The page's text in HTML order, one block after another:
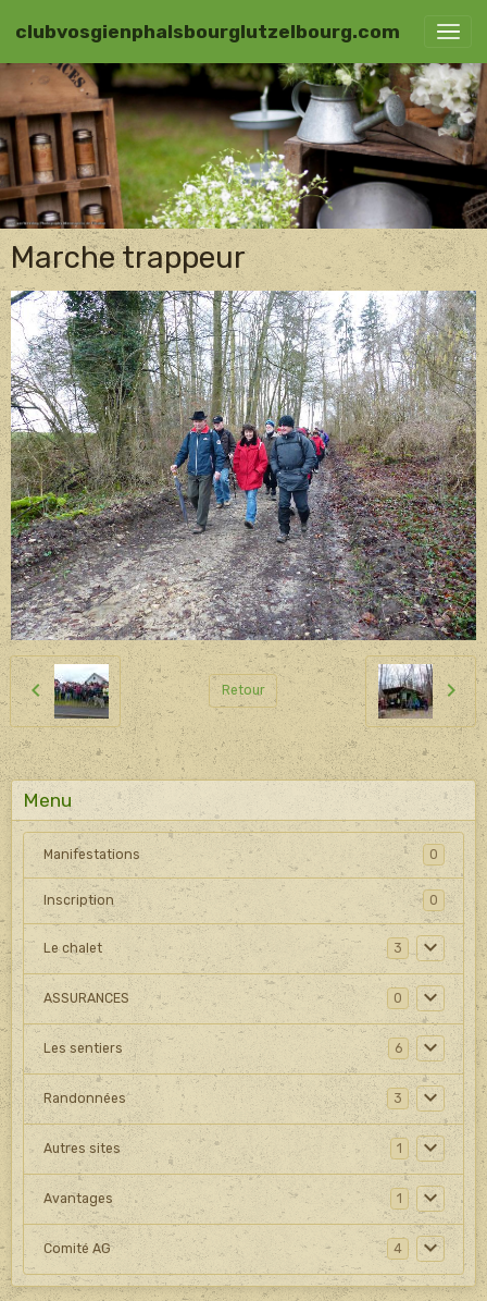
clubvosgienphalsbourglutzelbourg.com
Marche trappeur
Retour
Menu
Manifestations 0
Inscription 0
Le chalet 3
ASSURANCES 0
Les sentiers 6
Randonnées 3
Autres sites 1
Avantages 1
Comité AG 4